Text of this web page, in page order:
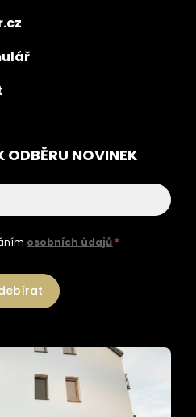
ODBĚRU NOVINEK
osobních údajů *